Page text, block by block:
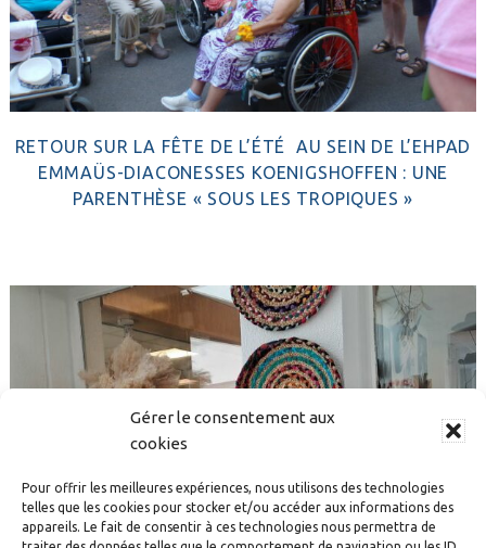
Gérer le consentement aux
cookies
Pour offrir les meilleures expériences, nous utilisons des technologies
telles que les cookies pour stocker et/ou accéder aux informations des
appareils. Le fait de consentir à ces technologies nous permettra de
RETOUR SUR LA FÊTE DE L’ÉTÉ AU SEIN DE L’EHPAD
EMMAÜS-DIACONESSES KOENIGSHOFFEN : UNE
PARENTHÈSE « SOUS LES TROPIQUES »